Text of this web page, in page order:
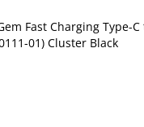
Fast Charging Type-C
01) Cluster Black